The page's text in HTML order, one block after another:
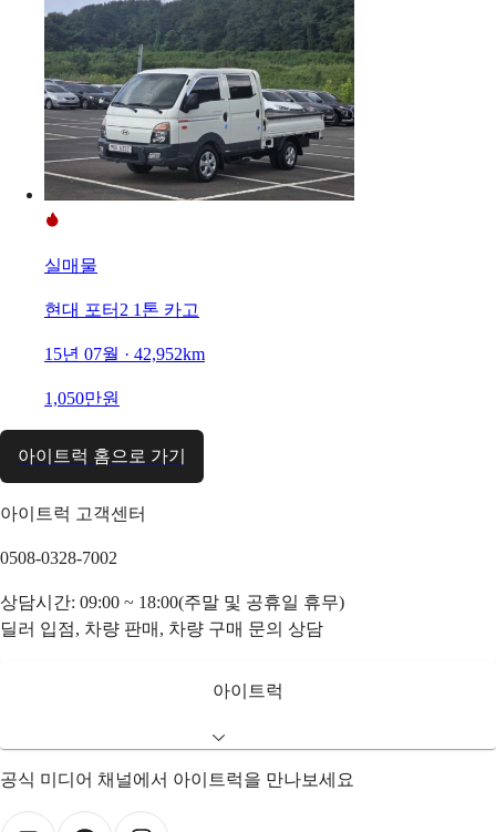
실매물
현대 포터2 1톤 카고
15년 07월 · 42,952km
1,050만원
아이트럭 홈으로 가기
아이트럭 고객센터
0508-0328-7002
상담시간: 09:00 ~ 18:00(주말 및 공휴일 휴무)
딜러 입점, 차량 판매, 차량 구매 문의 상담
아이트럭
공식 미디어 채널에서 아이트럭을 만나보세요